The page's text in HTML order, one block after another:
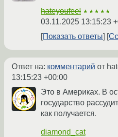
hateyoufeel ★★★★★
03.11.2025 13:15:23
Показать ответы
Ответ на: комментарий от
13:15:23 +00:00
Это в Америках. В
государство
как получается.
diamond_cat